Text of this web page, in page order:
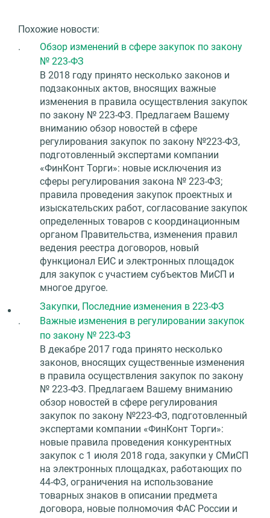
Похожие новости:
.
Обзор изменений в сфере закупок по закону
№ 223-ФЗ
В 2018 году принято несколько законов и
подзаконных актов, вносящих важные
изменения в правила осуществления закупок
по закону № 223-ФЗ. Предлагаем Вашему
вниманию обзор новостей в сфере
регулирования закупок по закону №223-ФЗ,
подготовленный экспертами компании
«ФинКонт Торги»: новые исключения из
сферы регулирования закона № 223-ФЗ;
правила проведения закупок проектных и
изыскательских работ, согласование закупок
определенных товаров с координационным
органом Правительства, изменения правил
ведения реестра договоров, новый
функционал ЕИС и электронных площадок
для закупок с участием субъектов МиСП и
многое другое.
Закупки, Последние изменения в 223-ФЗ
.
Важные изменения в регулировании закупок
по закону № 223-ФЗ
В декабре 2017 года принято несколько
законов, вносящих существенные изменения
в правила осуществления закупок по закону
№ 223-ФЗ. Предлагаем Вашему вниманию
обзор новостей в сфере регулирования
закупок по закону №223-ФЗ, подготовленный
экспертами компании «ФинКонт Торги»:
новые правила проведения конкурентных
закупок с 1 июля 2018 года, закупки у СМиСП
на электронных площадках, работающих по
44-ФЗ, ограничения на использование
товарных знаков в описании предмета
договора, новые полномочия ФАС России и